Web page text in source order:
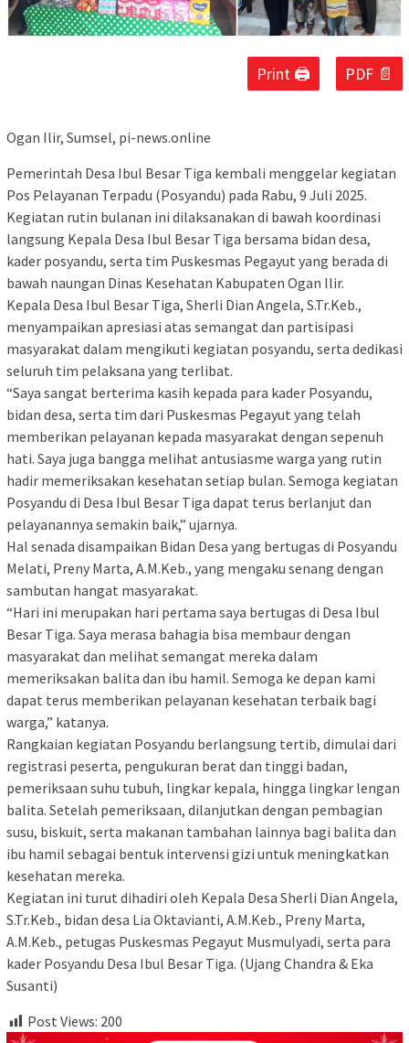
Print 🖨 PDF 📄
Ogan Ilir, Sumsel, pi-news.online
Pemerintah Desa Ibul Besar Tiga kembali menggelar kegiatan
Pos Pelayanan Terpadu (Posyandu) pada Rabu, 9 Juli 2025.
Kegiatan rutin bulanan ini dilaksanakan di bawah koordinasi
langsung Kepala Desa Ibul Besar Tiga bersama bidan desa,
kader posyandu, serta tim Puskesmas Pegayut yang berada di
bawah naungan Dinas Kesehatan Kabupaten Ogan Ilir.
Kepala Desa Ibul Besar Tiga, Sherli Dian Angela, S.Tr.Keb.,
menyampaikan apresiasi atas semangat dan partisipasi
masyarakat dalam mengikuti kegiatan posyandu, serta dedikasi
seluruh tim pelaksana yang terlibat.
“Saya sangat berterima kasih kepada para kader Posyandu,
bidan desa, serta tim dari Puskesmas Pegayut yang telah
memberikan pelayanan kepada masyarakat dengan sepenuh
hati. Saya juga bangga melihat antusiasme warga yang rutin
hadir memeriksakan kesehatan setiap bulan. Semoga kegiatan
Posyandu di Desa Ibul Besar Tiga dapat terus berlanjut dan
pelayanannya semakin baik,” ujarnya.
Hal senada disampaikan Bidan Desa yang bertugas di Posyandu
Melati, Preny Marta, A.M.Keb., yang mengaku senang dengan
sambutan hangat masyarakat.
“Hari ini merupakan hari pertama saya bertugas di Desa Ibul
Besar Tiga. Saya merasa bahagia bisa membaur dengan
masyarakat dan melihat semangat mereka dalam
memeriksakan balita dan ibu hamil. Semoga ke depan kami
dapat terus memberikan pelayanan kesehatan terbaik bagi
warga,” katanya.
Rangkaian kegiatan Posyandu berlangsung tertib, dimulai dari
registrasi peserta, pengukuran berat dan tinggi badan,
pemeriksaan suhu tubuh, lingkar kepala, hingga lingkar lengan
balita. Setelah pemeriksaan, dilanjutkan dengan pembagian
susu, biskuit, serta makanan tambahan lainnya bagi balita dan
ibu hamil sebagai bentuk intervensi gizi untuk meningkatkan
kesehatan mereka.
Kegiatan ini turut dihadiri oleh Kepala Desa Sherli Dian Angela,
S.Tr.Keb., bidan desa Lia Oktavianti, A.M.Keb., Preny Marta,
A.M.Keb., petugas Puskesmas Pegayut Musmulyadi, serta para
kader Posyandu Desa Ibul Besar Tiga. (Ujang Chandra & Eka
Susanti)
Post Views: 200